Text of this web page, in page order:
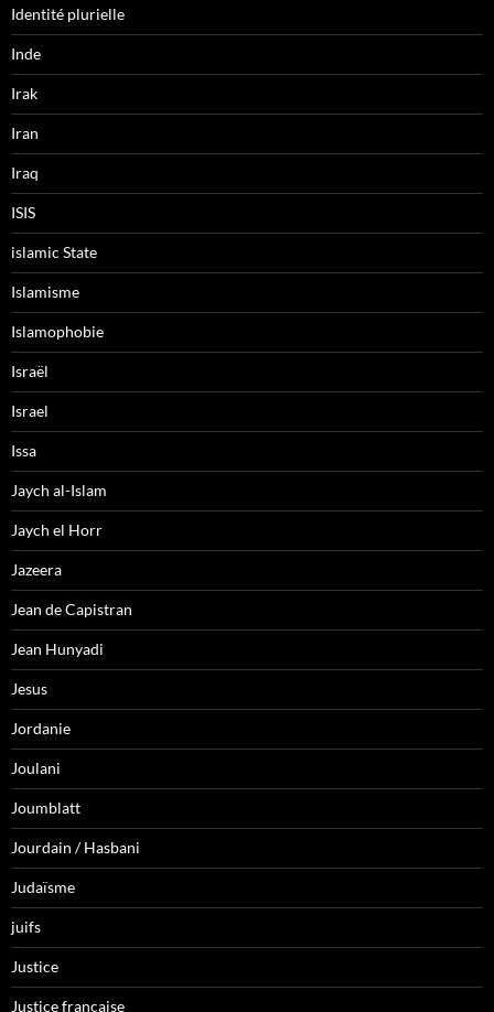
Identité plurielle
Inde
Irak
Iran
Iraq
ISIS
islamic State
Islamisme
Islamophobie
Israël
Israel
Issa
Jaych al-Islam
Jaych el Horr
Jazeera
Jean de Capistran
Jean Hunyadi
Jesus
Jordanie
Joulani
Joumblatt
Jourdain / Hasbani
Judaïsme
juifs
Justice
Justice française